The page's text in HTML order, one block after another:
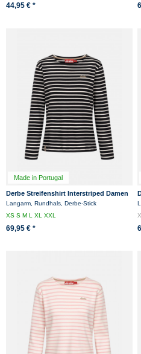
44,95 € *
Made in Portugal
Derbe Streifenshirt Interstriped Damen
Schwarz Weiß Langarmshirt GOTS
Organic
Langarm, Rundhals, Derbe-Stick
XSSMLXLXXL
69,95 € *